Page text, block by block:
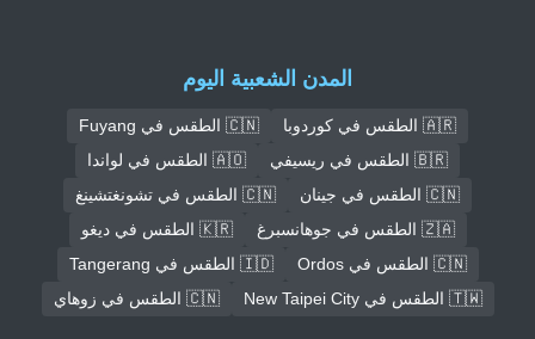
المدن الشعبية اليوم
🇦🇷 الطقس في كوردوبا
🇨🇳 الطقس في Fuyang
🇧🇷 الطقس في ريسيفي
🇦🇴 الطقس في لواندا
🇨🇳 الطقس في جينان
🇨🇳 الطقس في تشونغتشينغ
🇿🇦 الطقس في جوهانسبرغ
🇰🇷 الطقس في ديغو
🇨🇳 الطقس في Ordos
🇮🇩 الطقس في Tangerang
🇹🇼 الطقس في New Taipei City
🇨🇳 الطقس في زوهاي